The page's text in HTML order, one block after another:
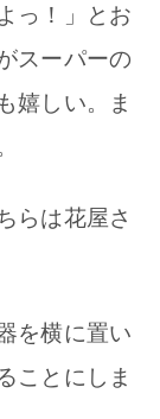
っ！」とお
スーパーの
嬉しい。ま
らは花屋さ
を横に置い
ことにしま